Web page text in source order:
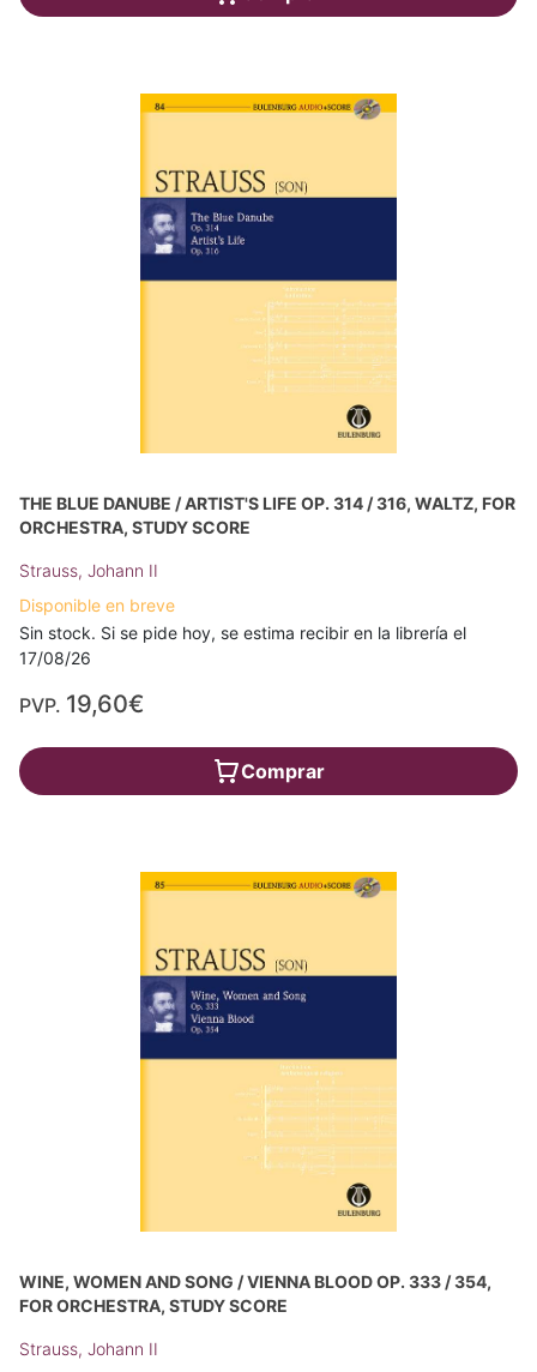
THE BLUE DANUBE / ARTIST'S LIFE OP. 314 / 316, WALTZ, FOR
ORCHESTRA, STUDY SCORE
Strauss, Johann II
Disponible en breve
Sin stock. Si se pide hoy, se estima recibir en la librería el
17/08/26
PVP. 19,60€
Comprar
WINE, WOMEN AND SONG / VIENNA BLOOD OP. 333 / 354,
FOR ORCHESTRA, STUDY SCORE
Strauss, Johann II